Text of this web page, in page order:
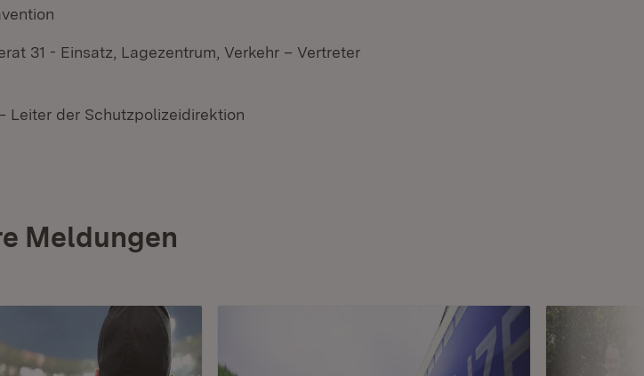
31 - Einsatz, Lagezentrum, Verkehr – Vertreter
Leiter der Schutzpolizeidirektion
Meldungen